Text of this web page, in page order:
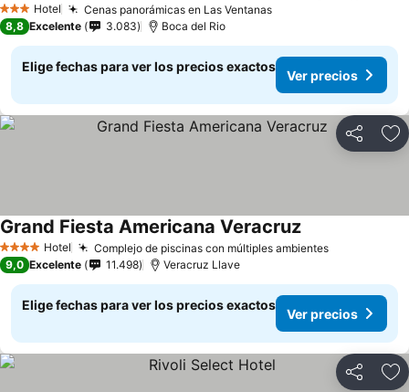
3 Estrellas
Hotel Cenas panorámicas en Las VentanasVer precios
8,8 Excelente 3.083 Boca del Rio
Elige fechas para ver los precios exactos
Ver precios
Compartir
4 EstrellasHotel Complejo de piscinas con múltiples ambientesVer precios
Grand Fiesta Americana VeracruzVer precios
9,0 Excelente 11.498 Veracruz Llave
Elige fechas para ver los precios exactos
Ver precios
Compartir